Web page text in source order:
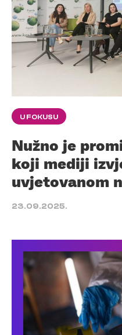
U FOKUSU
Nužno je
koji mediji
uvjetovanom
23.09.2025.